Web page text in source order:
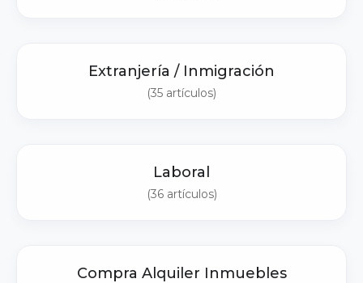
Extranjería / Inmigración
(35 artículos)
Laboral
(36 artículos)
Compra Alquiler Inmuebles